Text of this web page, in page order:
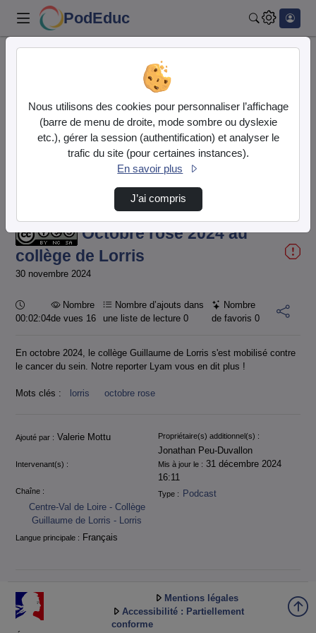
PodEduc
Octobre rose 2024 au collège de Lorris
Durée
02:04:335
100.00%
Octobre rose 2024 au
collège de Lorris
30 novembre 2024
Durée :
00:02:04
Nombre
de vues 16
Nombre d’ajouts dans
une liste de lecture0
Nombre
de favoris 0
En octobre 2024, le collège Guillaume de Lorris s'est mobilisé contre
le cancer du sein. Notre reporter Lyam vous en dit plus !
Mots clés : lorris octobre rose
Informations
Ajouté par : Valerie Mottu Propriétaire(s) additionnel(s) :
Jonathan Peu-Duvallon
Intervenant(s) : Mis à jour le : 31 décembre 2024
16:11
Chaîne :
Centre-Val de Loire - Collège
Guillaume de Lorris - Lorris
Type : Podcast
Langue principale : Français
Mentions légales
Accessibilité : Partiellement
conforme
Nous utilisons des cookies pour personnaliser l’affichage
(barre de menu de droite, mode sombre ou dyslexie
etc.), gérer la session (authentification) et analyser le
trafic du site (pour certaines instances).
En savoir plus
J’ai compris